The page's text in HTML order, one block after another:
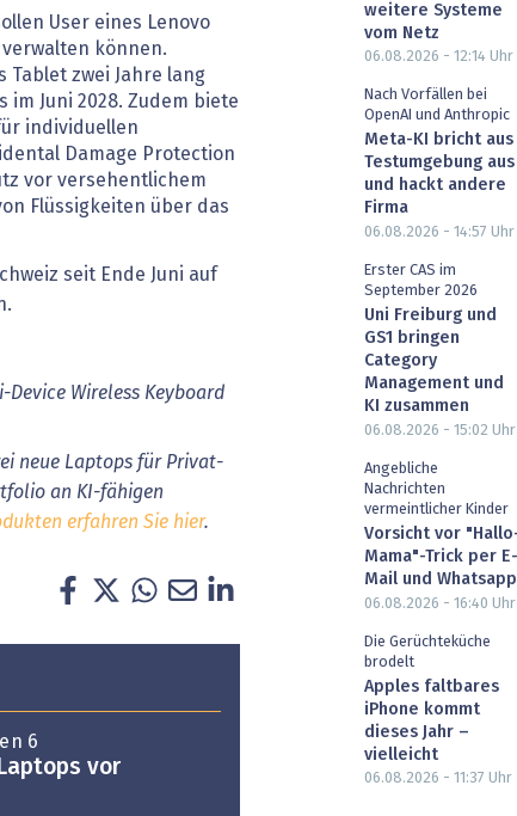
User eines Lenovo
können.
Tablet zwei Jahre lang
Juni 2028. Zudem biete
individuellen
Damage Protection
vor versehentlichem
Flüssigkeiten über das
seit Ende Juni auf
Wireless Keyboard
neue Laptops für Privat-
an KI-fähigen
erfahren Sie hier.
6
vor
weitere Systeme
vom Netz
06.08.2026 - 12:14 Uhr
Nach Vorfällen bei
OpenAI und Anthropic
Meta-KI bricht aus
Testumgebung aus
und hackt andere
Firma
06.08.2026 - 14:57 Uhr
Erster CAS im
September 2026
Uni Freiburg und
GS1 bringen
Category
Management und
KI zusammen
06.08.2026 - 15:02 Uhr
Angebliche
Nachrichten
vermeintlicher Kinder
Vorsicht vor
Mama"-Trick per E-
Mail und Whatsapp
06.08.2026 - 16:40 Uhr
Die Gerüchteküche
brodelt
Apples faltbares
iPhone kommt
dieses Jahr –
vielleicht
06.08.2026 - 11:37 Uhr